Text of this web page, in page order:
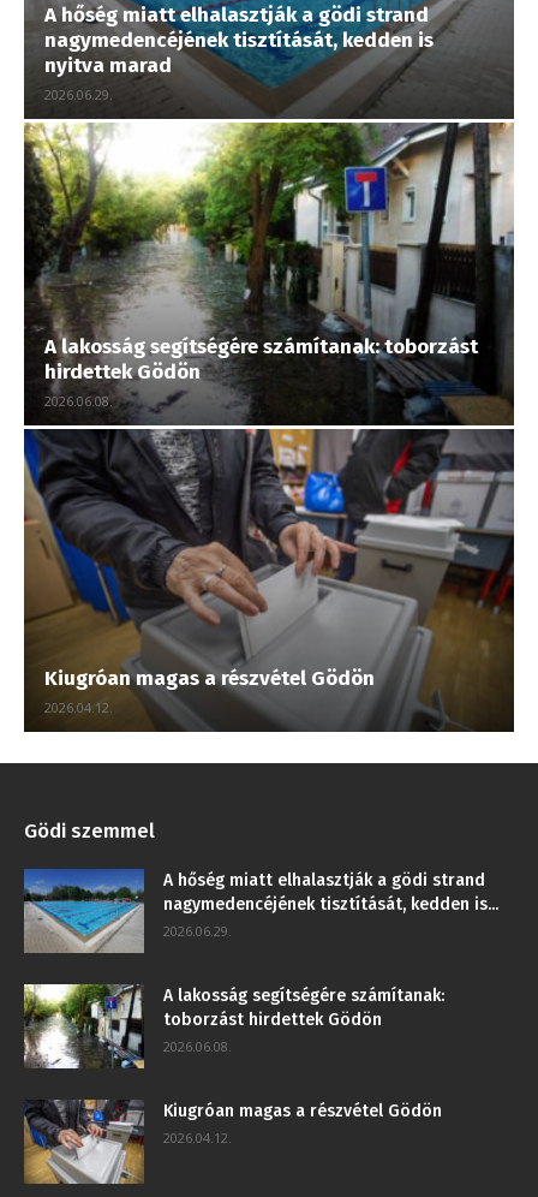
A hőség miatt elhalasztják a gödi strand
nagymedencéjének tisztítását, kedden is
nyitva marad
2026.06.29.
A lakosság segítségére számítanak: toborzást
hirdettek Gödön
2026.06.08.
Kiugróan magas a részvétel Gödön
2026.04.12.
Gödi szemmel
A hőség miatt elhalasztják a gödi strand
nagymedencéjének tisztítását, kedden is...
2026.06.29.
A lakosság segítségére számítanak:
toborzást hirdettek Gödön
2026.06.08.
Kiugróan magas a részvétel Gödön
2026.04.12.